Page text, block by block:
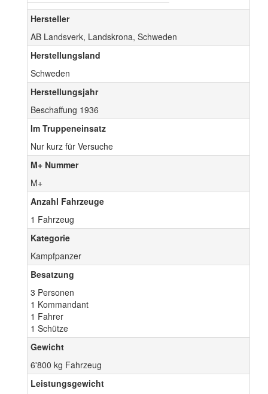
Hersteller
AB Landsverk, Landskrona, Schweden
Herstellungsland
Schweden
Herstellungsjahr
Beschaffung 1936
Im Truppeneinsatz
Nur kurz für Versuche
M+ Nummer
M+
Anzahl Fahrzeuge
1 Fahrzeug
Kategorie
Kampfpanzer
Besatzung
3 Personen
1 Kommandant
1 Fahrer
1 Schütze
Gewicht
6'800 kg Fahrzeug
Leistungsgewicht